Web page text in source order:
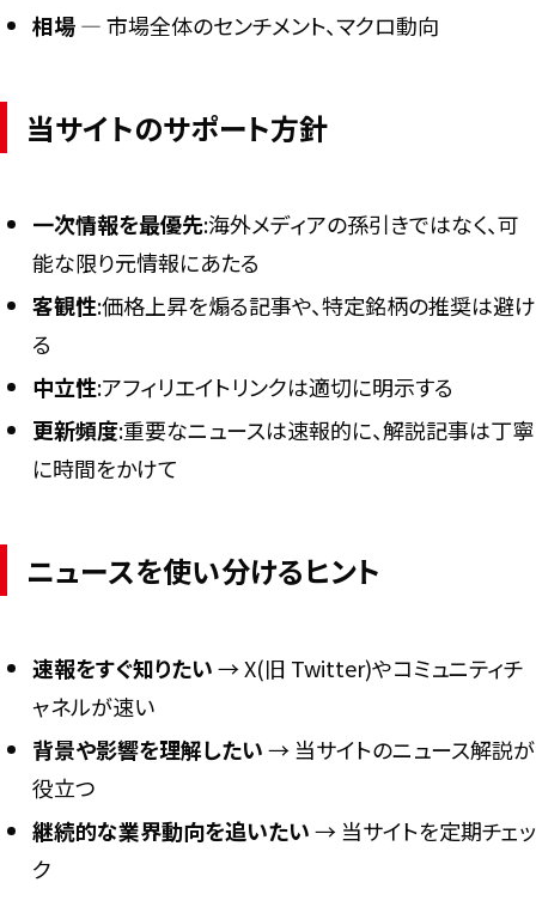
相場― 市場全体のセンチメント、マクロ動向
当サイトのサポート方針
一次情報を最優先:海外メディアの孫引きではなく、可
能な限り元情報にあたる
客観性:価格上昇を煽る記事や、特定銘柄の推奨は避け
る
中立性:アフィリエイトリンクは適切に明示する
更新頻度:重要なニュースは速報的に、解説記事は丁寧
に時間をかけて
ニュースを使い分けるヒント
速報をすぐ知りたい→ X(旧 Twitter)やコミュニティチ
ャネルが速い
背景や影響を理解したい→ 当サイトのニュース解説が
役立つ
継続的な業界動向を追いたい→ 当サイトを定期チェッ
ク